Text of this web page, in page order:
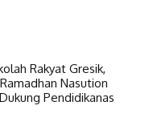
Rakyat Gresik,
Nasution
Pendidikanas